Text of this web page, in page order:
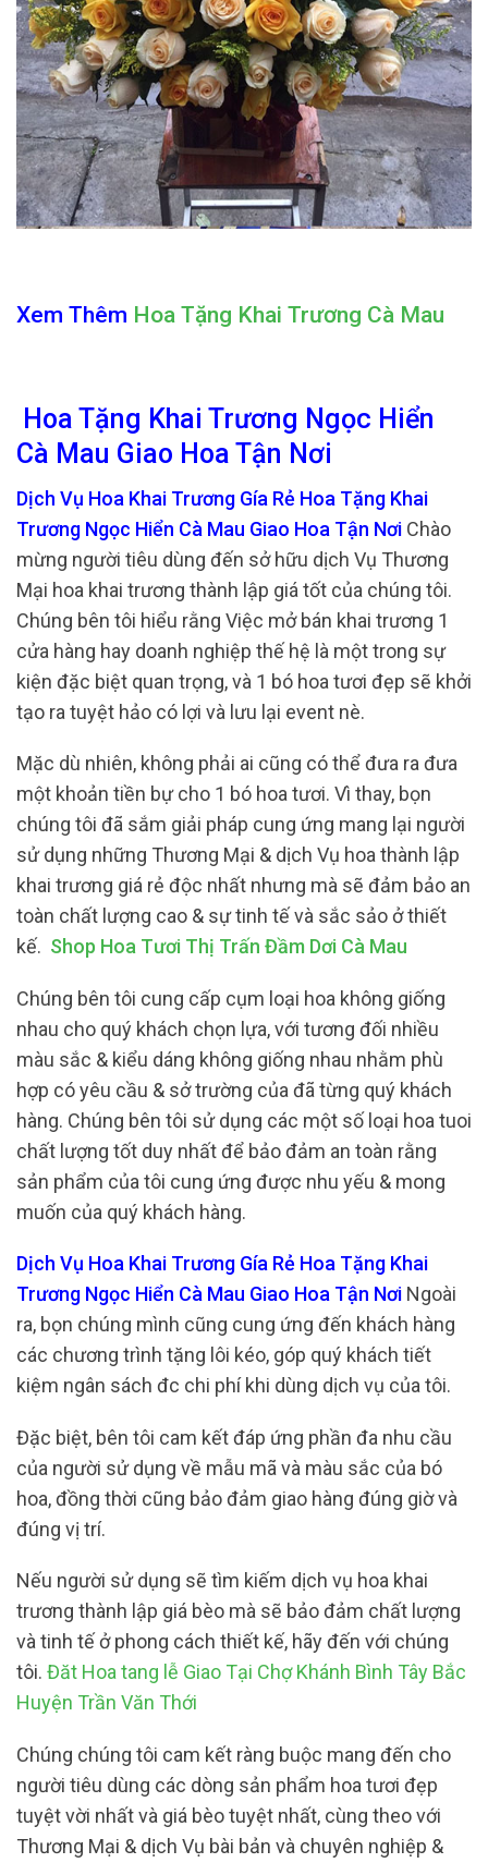
Xem Thêm Hoa Tặng Khai Trương Cà Mau
Hoa Tặng Khai Trương Ngọc Hiển
Cà Mau Giao Hoa Tận Nơi
Dịch Vụ Hoa Khai Trương Gía Rẻ Hoa Tặng Khai
Trương Ngọc Hiển Cà Mau Giao Hoa Tận Nơi Chào
mừng người tiêu dùng đến sở hữu dịch Vụ Thương
Mại hoa khai trương thành lập giá tốt của chúng tôi.
Chúng bên tôi hiểu rằng Việc mở bán khai trương 1
cửa hàng hay doanh nghiệp thế hệ là một trong sự
kiện đặc biệt quan trọng, và 1 bó hoa tươi đẹp sẽ khởi
tạo ra tuyệt hảo có lợi và lưu lại event nè.
Mặc dù nhiên, không phải ai cũng có thể đưa ra đưa
một khoản tiền bự cho 1 bó hoa tươi. Vì thay, bọn
chúng tôi đã sắm giải pháp cung ứng mang lại người
sử dụng những Thương Mại & dịch Vụ hoa thành lập
khai trương giá rẻ độc nhất nhưng mà sẽ đảm bảo an
toàn chất lượng cao & sự tinh tế và sắc sảo ở thiết
kế. Shop Hoa Tươi Thị Trấn Đầm Dơi Cà Mau
Chúng bên tôi cung cấp cụm loại hoa không giống
nhau cho quý khách chọn lựa, với tương đối nhiều
màu sắc & kiểu dáng không giống nhau nhằm phù
hợp có yêu cầu & sở trường của đã từng quý khách
hàng. Chúng bên tôi sử dụng các một số loại hoa tuoi
chất lượng tốt duy nhất để bảo đảm an toàn rằng
sản phẩm của tôi cung ứng được nhu yếu & mong
muốn của quý khách hàng.
Dịch Vụ Hoa Khai Trương Gía Rẻ Hoa Tặng Khai
Trương Ngọc Hiển Cà Mau Giao Hoa Tận Nơi Ngoài
ra, bọn chúng mình cũng cung ứng đến khách hàng
các chương trình tặng lôi kéo, góp quý khách tiết
kiệm ngân sách đc chi phí khi dùng dịch vụ của tôi.
Đặc biệt, bên tôi cam kết đáp ứng phần đa nhu cầu
của người sử dụng về mẫu mã và màu sắc của bó
hoa, đồng thời cũng bảo đảm giao hàng đúng giờ và
đúng vị trí.
Nếu người sử dụng sẽ tìm kiếm dịch vụ hoa khai
trương thành lập giá bèo mà sẽ bảo đảm chất lượng
và tinh tế ở phong cách thiết kế, hãy đến với chúng
tôi. Đăt Hoa tang lễ Giao Tại Chợ Khánh Bình Tây Bắc
Huyện Trần Văn Thới
Chúng chúng tôi cam kết ràng buộc mang đến cho
người tiêu dùng các dòng sản phẩm hoa tươi đẹp
tuyệt vời nhất và giá bèo tuyệt nhất, cùng theo với
Thương Mại & dịch Vụ bài bản và chuyên nghiệp &